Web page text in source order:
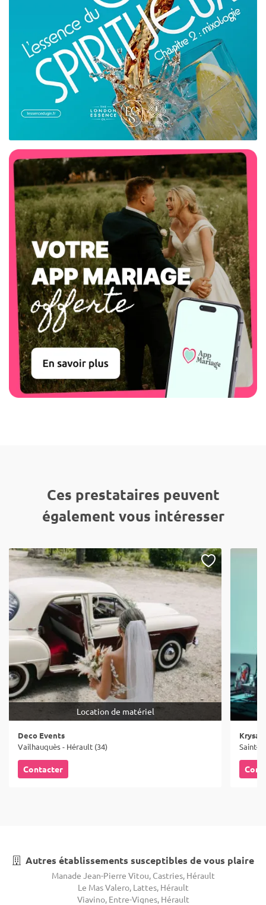
Ces prestataires peuvent
également vous intéresser
Location de matériel
Deco Events
Vailhauquès - Hérault (34)
Contacter
Saint-
Autres établissements susceptibles de vous plaire
Manade Jean-Pierre Vitou, Castries, Hérault
Le Mas Valero, Lattes, Hérault
Viavino, Entre-Vignes, Hérault